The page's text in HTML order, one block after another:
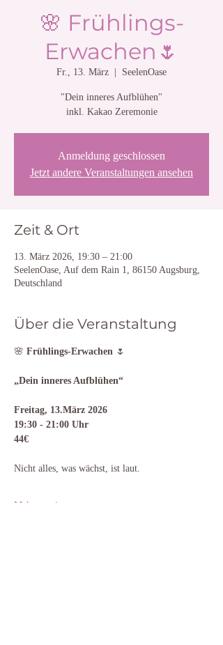
🌸 Frühlings-
Erwachen🌷
Fr., 13. März SeelenOase
"Dein inneres Aufblühen"
inkl. Kakao Zeremonie
Anmeldung geschlossen
Jetzt andere Veranstaltungen ansehen
Zeit & Ort
13. März 2026, 19:30 – 21:00
SeelenOase, Auf dem Rain 1, 86150 Augsburg,
Deutschland
Über die Veranstaltung
🌸 Frühlings-Erwachen 🌷
„Dein inneres Aufblühen“
Freitag, 13.März 2026
19:30 - 21:00 Uhr
44€
Nicht alles, was wächst, ist laut.
Mehr anzeigen